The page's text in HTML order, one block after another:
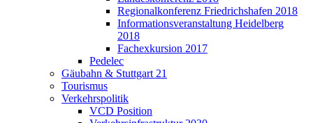
Regionalkonferenz Friedrichshafen 2018
Informationsveranstaltung Heidelberg
2018
Fachexkursion 2017
Pedelec
Gäubahn & Stuttgart 21
Tourismus
Verkehrspolitik
VCD Position